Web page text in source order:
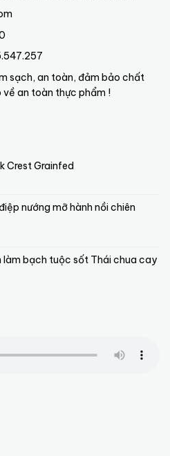
sạch, an toàn, đảm bảo chất
về an toàn thực phẩm !
Crest Grainfed
nướng mỡ hành nồi chiên
làm bạch tuộc sốt Thái chua cay